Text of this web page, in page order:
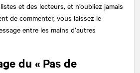
et des lecteurs, et n’oubliez jamais
de commenter, vous laissez le
entre les mains d’autres
du « Pas de